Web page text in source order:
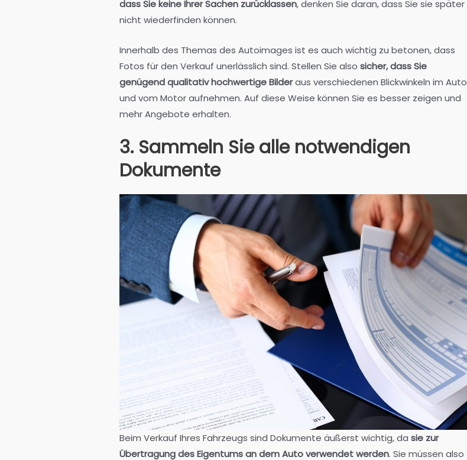
dass Sie keine Ihrer Sachen zurücklassen, denken Sie daran, dass Sie sie später
nicht wiederfinden können.
Innerhalb des Themas des Autoimages ist es auch wichtig zu betonen, dass
Fotos für den Verkauf unerlässlich sind. Stellen Sie also sicher, dass Sie
genügend qualitativ hochwertige Bilderaus verschiedenen Blickwinkeln im Auto
und vom Motor aufnehmen. Auf diese Weise können Sie es besser zeigen und
mehr Angebote erhalten.
3. Sammeln Sie alle notwendigen
Dokumente
Beim Verkauf Ihres Fahrzeugs sind Dokumente äußerst wichtig, da sie zur
Übertragung des Eigentums an dem Auto verwendet werden. Sie müssen also